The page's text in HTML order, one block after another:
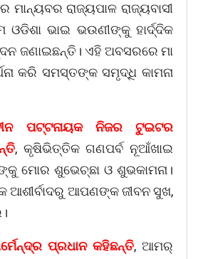
ମାନ୍ୟବର ରାଜ୍ୟପାଳ ରାଜ୍ୟବାସୀ
ଭାଇ ଭଉଣୀଙ୍କୁ ହାର୍ଦ୍ଦିକ
ଜଣାଇଛନ୍ତି। ଏହି ଅବସରରେ ମା
କରି ସମସ୍ତଙ୍କ ସମୃଦ୍ଧି କାମନା
ପଟ୍ଟନାୟକ ନିଜର ଟୁଇଟର
, କୃଷିଭିତ୍ତିକ ଗଣପର୍ବ ନୂଆଁଖାଇ
ମୋର ଶୁଭେଚ୍ଛା ଓ ଶୁଭକାମନା।
ଆଶୀର୍ବାଦରୁ ଆପଣଙ୍କ ଜୀବନ ସୁଖ,
ପ୍ରଧାନ କହିଛନ୍ତି, ଆମର୍